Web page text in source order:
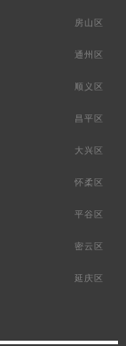
房山区
通州区
顺义区
昌平区
大兴区
怀柔区
平谷区
密云区
延庆区